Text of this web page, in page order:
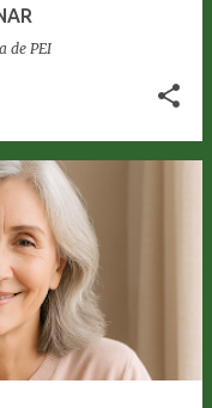
de PEI